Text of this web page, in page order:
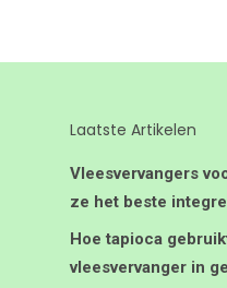
Laatste Artikelen
Vleesvervangers
ze het beste
Hoe tapioca
vleesvervanger in